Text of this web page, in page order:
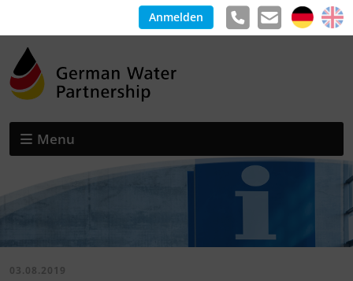
Anmelden
Menu
03.08.2019